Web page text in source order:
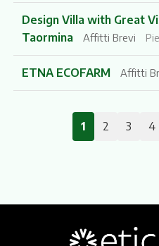
Design Villa with Great
Taormina
Affitti Brevi
ETNA ECOFARM Affitti
1 2 3 4